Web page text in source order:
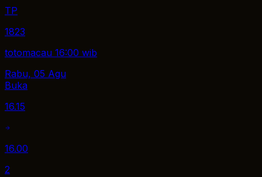
TP
1823
totomacau 16:00 wib
Rabu, 05 Agu
Buka
16.15
16.00
2